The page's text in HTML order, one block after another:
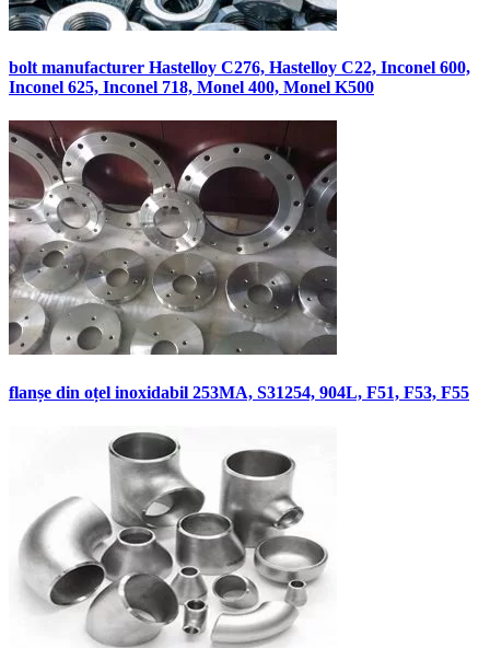
bolt manufacturer Hastelloy C276, Hastelloy C22, Inconel 600,
Inconel 625, Inconel 718, Monel 400, Monel K500
flanșe din oțel inoxidabil 253MA, S31254, 904L, F51, F53, F55